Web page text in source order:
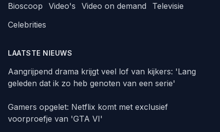
Bioscoop
Video's Video on demand
Televisie
Celebrities
LAATSTE NIEUWS
Aangrijpend drama krijgt veel lof van kijkers: 'Lang
geleden dat ik zo heb genoten van een serie'
Gamers opgelet: Netflix komt met exclusief
voorproefje van 'GTA VI'